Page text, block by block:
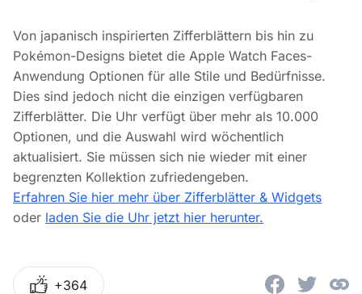
Von japanisch inspirierten Zifferblättern bis hin zu
Pokémon-Designs bietet die Apple Watch Faces-
Anwendung Optionen für alle Stile und Bedürfnisse.
Dies sind jedoch nicht die einzigen verfügbaren
Zifferblätter. Die Uhr verfügt über mehr als 10.000
Optionen, und die Auswahl wird wöchentlich
aktualisiert. Sie müssen sich nie wieder mit einer
begrenzten Kollektion zufriedengeben.
Erfahren Sie hier mehr über Zifferblätter & Widgets
oder laden Sie die Uhr jetzt hier herunter.
+364